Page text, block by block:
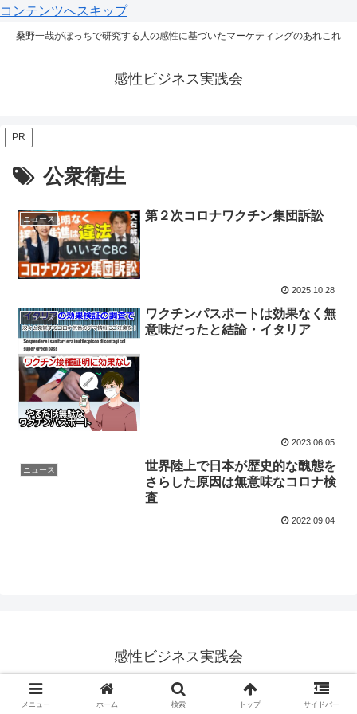
コンテンツへスキップ
桑野一哉がぼっちで研究する人の感性に基づいたマーケティングのあれこれ
感性ビジネス実践会
PR
公衆衛生
ニュース 第２次コロナワクチン集団訴訟
2025.10.28
ニュース
ワクチンパスポートは効果なく無
意味だったと結論・イタリア
2023.06.05
ニュース
世界陸上で日本が歴史的な醜態を
さらした原因は無意味なコロナ検
査
2022.09.04
感性ビジネス実践会
© 2014 感性ビジネス実践会.
メニュー ホーム 検索 トップ サイドバー